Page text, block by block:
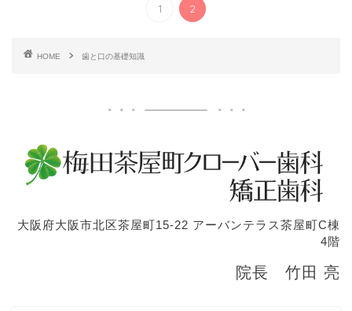
1 2
HOME 歯と口の基礎知識
大阪府大阪市北区茶屋町15-22 アーバンテラス茶屋町C棟
4階
院長 竹田 亮